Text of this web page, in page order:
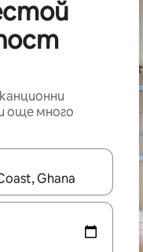
още много
използвайте